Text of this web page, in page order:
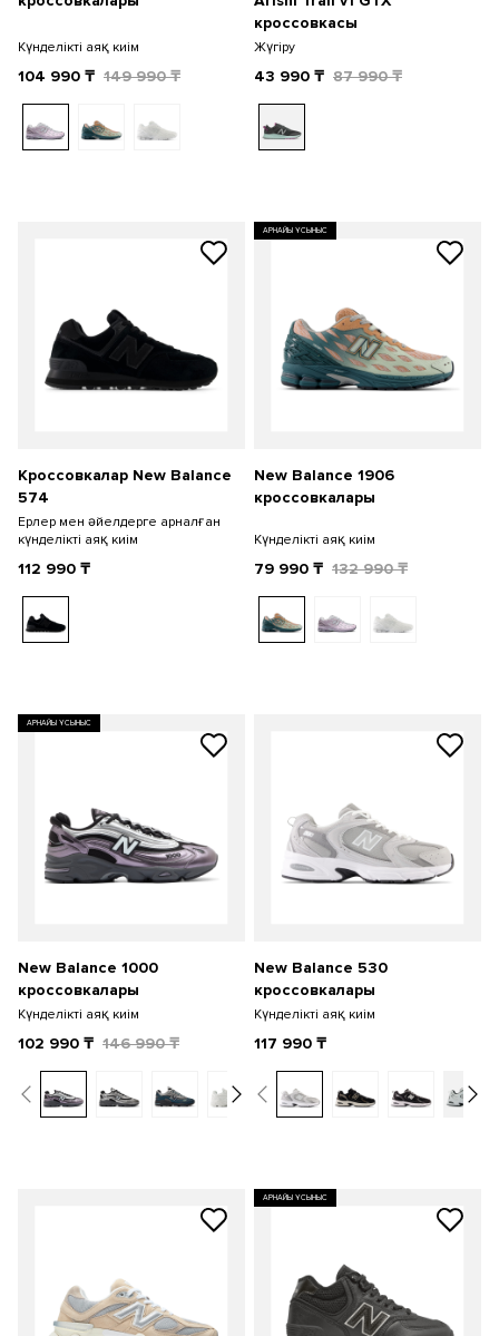
Күнделікті аяқ киім
104 990 ₸ 149 990₸
кроссовкасы
Жүгіру
43 990 ₸ 87 990₸
Кроссовкалар New Balance
574
Ерлер мен әйелдерге арналған
күнделікті аяқ киім
112 990 ₸
АРНАЙЫ ҰСЫНЫС
New Balance 1906
кроссовкалары
Күнделікті аяқ киім
79 990 ₸ 132 990₸
АРНАЙЫ ҰСЫНЫС
New Balance 1000
кроссовкалары
Күнделікті аяқ киім
102 990 ₸ 146 990₸
New Balance 530
кроссовкалары
Күнделікті аяқ киім
117 990 ₸
АРНАЙЫ ҰСЫНЫС